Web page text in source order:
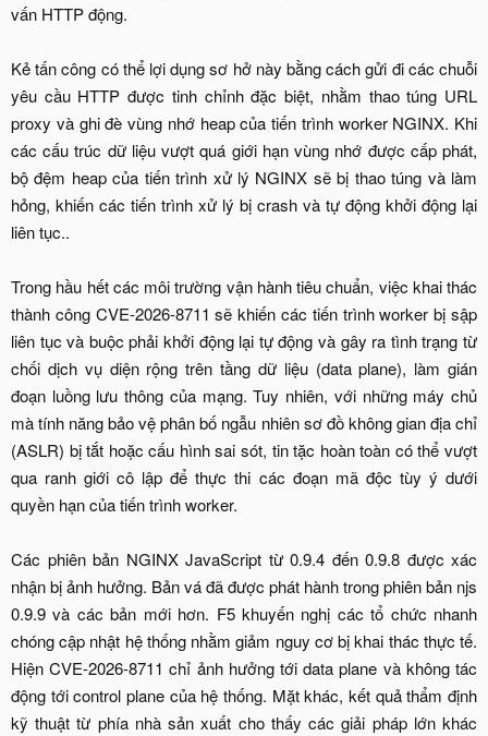
vấn HTTP động.
Kẻ tấn công có thể lợi dụng sơ hở này bằng cách gửi đi các chuỗi
yêu cầu HTTP được tinh chỉnh đặc biệt, nhằm thao túng URL
proxy và ghi đè vùng nhớ heap của tiến trình worker NGINX. Khi
các cấu trúc dữ liệu vượt quá giới hạn vùng nhớ được cấp phát,
bộ đệm heap của tiến trình xử lý NGINX sẽ bị thao túng và làm
hỏng, khiến các tiến trình xử lý bị crash và tự động khởi động lại
liên tục..
Trong hầu hết các môi trường vận hành tiêu chuẩn, việc khai thác
thành công CVE-2026-8711 sẽ khiến các tiến trình worker bị sập
liên tục và buộc phải khởi động lại tự động và gây ra tình trạng từ
chối dịch vụ diện rộng trên tầng dữ liệu (data plane), làm gián
đoạn luồng lưu thông của mạng. Tuy nhiên, với những máy chủ
mà tính năng bảo vệ phân bố ngẫu nhiên sơ đồ không gian địa chỉ
(ASLR) bị tắt hoặc cấu hình sai sót, tin tặc hoàn toàn có thể vượt
qua ranh giới cô lập để thực thi các đoạn mã độc tùy ý dưới
quyền hạn của tiến trình worker.
Các phiên bản NGINX JavaScript từ 0.9.4 đến 0.9.8 được xác
nhận bị ảnh hưởng. Bản vá đã được phát hành trong phiên bản njs
0.9.9 và các bản mới hơn. F5 khuyến nghị các tổ chức nhanh
chóng cập nhật hệ thống nhằm giảm nguy cơ bị khai thác thực tế.
Hiện CVE-2026-8711 chỉ ảnh hưởng tới data plane và không tác
động tới control plane của hệ thống. Mặt khác, kết quả thẩm định
kỹ thuật từ phía nhà sản xuất cho thấy các giải pháp lớn khác